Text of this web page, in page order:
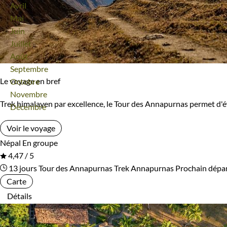
Avril
Mai
Juin
Juillet
Août
Septembre
Octobre
Novembre
Décembre
Ile Maurice Inde
Inde Himalayenne Indonésie
Irlande
Israël
Japon
Kazakhstan
Kirghizistan Kosovo
Laos
Lettonie Lituanie
Bivouac, sous tente Refuge, gîte, dortoir
Standard Supérieur
Haut de gamme
Type de bateau
Bateaux de croisière
Itinérance
Itinérant
Le voyage en bref
Trek himalayen par excellence, le Tour des Annapurnas permet
Voir le voyage
Népal En groupe
4,47 / 5
13 joursTour des AnnapurnasTrek Annapurnas Prochain
Carte
Détails